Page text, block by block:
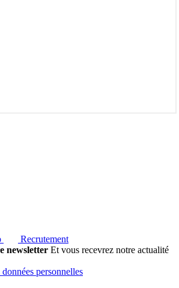
Recrutement
newsletter Et vous recevrez notre actualité
personnelles